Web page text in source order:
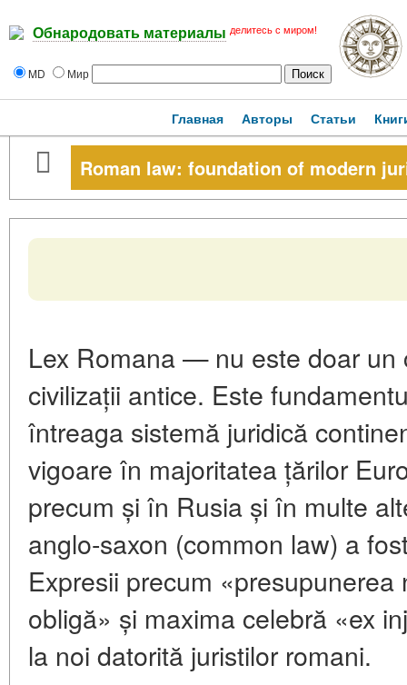
Обнародовать материалы делитесь с миром!
MD Мир
Главная Авторы Статьи
Roman law: foundation of modern
Lex Romana — nu este doar un
civilizații antice. Este
întreaga sistemă juridică
vigoare în majoritatea țărilor
precum și în Rusia și în multe
anglo-saxon (common law) a
Expresii precum
obligă» și maxima celebră «ex
la noi datorită juristilor romani.